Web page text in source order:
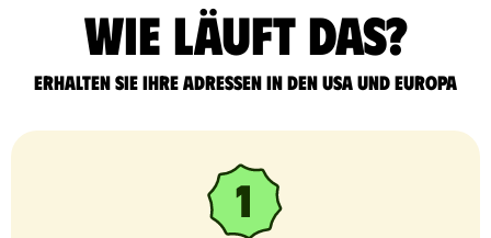
Wie läuft das?
Erhalten Sie Ihre Adressen in den USA und Europa